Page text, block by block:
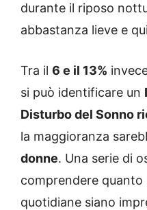
durante il riposo
abbastanza lieve e
Tra il 6 e il 13%
si può identificare un
Disturbo del Sonno
la maggioranza
donne. Una serie di
comprendere quanto
quotidiane siano